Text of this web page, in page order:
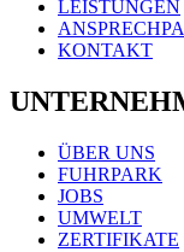
LEISTUNGEN
KONTAKT
ÜBER UNS
FUHRPARK
JOBS
UMWELT
ZERTIFIKATE